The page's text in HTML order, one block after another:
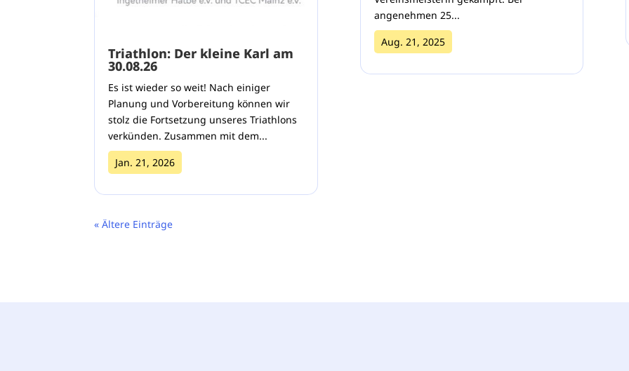
Triathlon: Der kleine Karl am
30.08.26
Jan. 21, 2026
Es ist wieder so weit! Nach einiger
Planung und Vorbereitung können wir
stolz die Fortsetzung unseres Triathlons
verkünden. Zusammen mit dem...
Aug. 21, 2025
angenehmen 25...
« Ältere Einträge